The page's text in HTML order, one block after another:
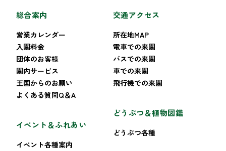
総合案内
営業カレンダー
入園料金
団体のお客様
園内サービス
王国からのお願い
よくある質問Q＆A
イベント＆ふれあい
イベント各種案内
交通アクセス
所在地MAP
電車での来園
バスでの来園
車での来園
飛行機での来園
どうぶつ＆植物図鑑
どうぶつ各種